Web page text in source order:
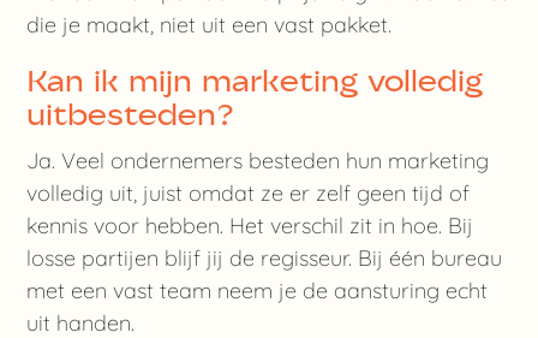
die je maakt, niet uit een vast pakket.
Kan ik mijn marketing volledig
uitbesteden?
Ja. Veel ondernemers besteden hun marketing
volledig uit, juist omdat ze er zelf geen tijd of
kennis voor hebben. Het verschil zit in hoe. Bij
losse partijen blijf jij de regisseur. Bij één bureau
met een vast team neem je de aansturing echt
uit handen.